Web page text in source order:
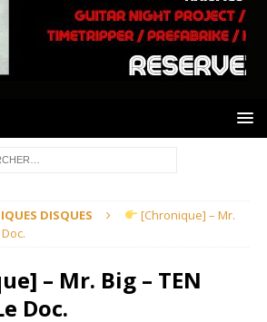
DISQUES
[Chronique] – Mr.
– Mr. Big – TEN
Doc.